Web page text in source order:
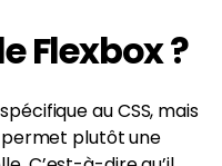
Flexbox ?
au CSS, mais
permet plutôt une